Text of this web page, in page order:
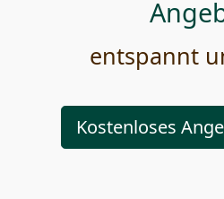
entspannt
Kostenloses